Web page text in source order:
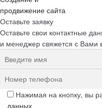
продвижение сайта
Оставьте заявку
Оставьте свои контактные
и менеджер свяжется с Вами
Нажимая на кнопку, вы
данных